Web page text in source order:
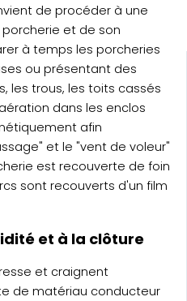
de procéder à une
et de son
à temps les porcheries
ou présentant des
les trous, les toits cassés
dans les enclos
afin
et le "vent de voleur"
est recouverte de foin
sont recouverts d'un film
et à la clôture
et craignent
de matériau conducteur